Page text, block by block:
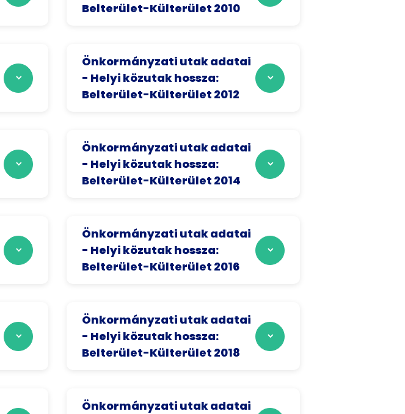
Belterület-Külterület 2010
Önkormányzati utak adatai
- Helyi közutak hossza:
Belterület-Külterület 2012
Önkormányzati utak adatai
- Helyi közutak hossza:
Belterület-Külterület 2014
Önkormányzati utak adatai
- Helyi közutak hossza:
Belterület-Külterület 2016
Önkormányzati utak adatai
- Helyi közutak hossza:
Belterület-Külterület 2018
Önkormányzati utak adatai